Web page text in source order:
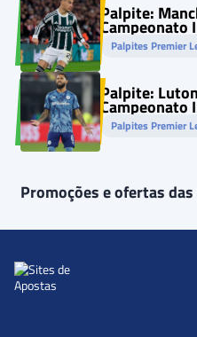
Palpite:
Campeonato
09/03/2024
Palpites Premier
Palpite:
Campeonato
02/03/2024
Palpites Premier
Promoções e ofertas